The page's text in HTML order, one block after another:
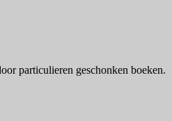
particulieren geschonken boeken.